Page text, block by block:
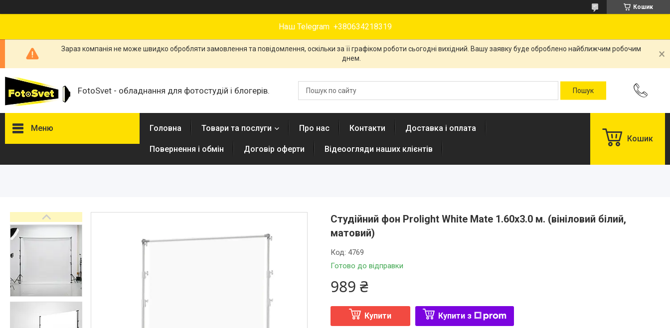
Кошик
Наш Telegram +380634218319
Зараз компанія не може швидко обробляти замовлення та повідомлення, оскільки за її графіком роботи сьогодні вихідний. Вашу заявку буде оброблено найближчим робочим
днем.
FotoSvet - обладнання для фотостудій і блогерів.
Меню
Студійні парасольки
Студійне світло
Лампи для постійного та
імпульсного світла
Набори постійного світла для
фото і відео
Набори імпульсного світла
Фото відбивачі, тримачі для
відбивачів
Головна Товари та послуги Про нас Контакти Доставка і оплата
Повернення і обмін Договір оферти Відеоогляди наших клієнтів
Кошик
Студійний фон Prolight White Mate 1.60х3.0 м. (вініловий білий,
матовий)
Готово до відправки
Код: 4769
989 ₴
Купити Купити з